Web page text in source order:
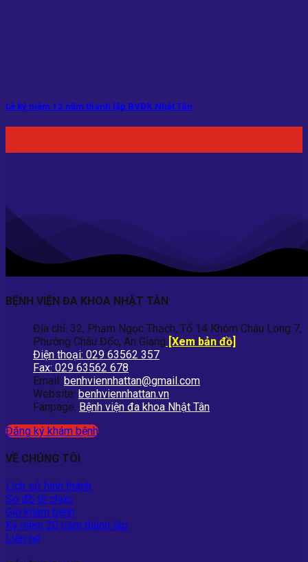
Lễ kỷ niệm 12 năm thành lập BVĐK Nhật Tân
BỆNH VIỆN ĐA KHOA NHẬT TÂN
Địa chỉ: 32, Phạm Ngọc Thạch, Tổ 14 Khóm Châu Long 7,
Phường Châu Đốc, An Giang [Xem bản đồ]
Điện thoại: 029 63562 357
Fax: 029 63562 678
Email: benhviennhattan@gmail.com
Website: benhviennhattan.vn
Fanpage: Bệnh viện đa khoa Nhật Tân
Đăng ký khám bệnh
VỀ CHÚNG TÔI
Lịch sử hình thành
Sơ đồ tổ chức
Giờ khám bệnh
Kỷ niệm 20 năm thành lập
Liên hệ